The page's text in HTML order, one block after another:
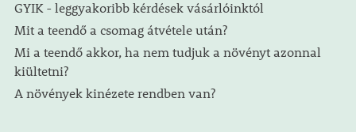
GYIK - leggyakoribb kérdések vásárlóinktól
Mit a teendő a csomag átvétele után?
Mi a teendő akkor, ha nem tudjuk a növényt azonnal
kiültetni?
A növények kinézete rendben van?